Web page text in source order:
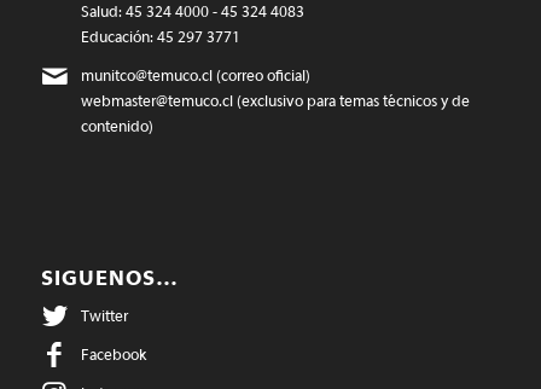
Salud: 45 324 4000 - 45 324 4083
Educación: 45 297 3771
munitco@temuco.cl(correo oficial)
webmaster@temuco.cl(exclusivo para temas técnicos y de
contenido)
SIGUENOS…
Twitter
Facebook